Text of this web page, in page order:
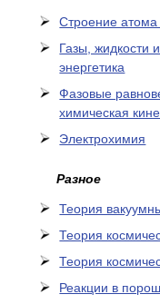
Cтроение атома
Газы, жидкости
энергетика
Фазовые
химическая
Электрохимия
Разное
Теория
Теория
Теория
Реакции в